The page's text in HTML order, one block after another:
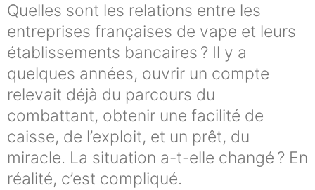
Quelles sont les relations entre les
entreprises françaises de vape et leurs
établissements bancaires ? Il y a
quelques années, ouvrir un compte
relevait déjà du parcours du
combattant, obtenir une facilité de
caisse, de l’exploit, et un prêt, du
miracle. La situation a-t-elle changé ? En
réalité, c’est compliqué.